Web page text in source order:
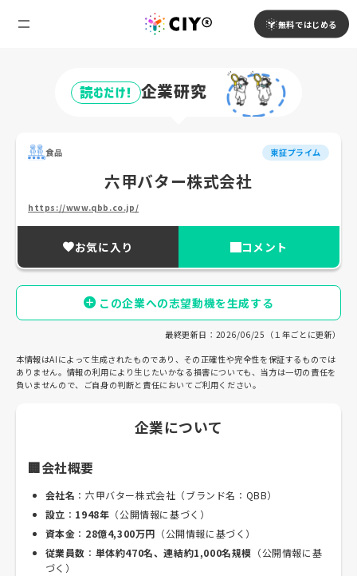
無料ではじめる
読むだけ! 企業研究
食品 東証プライム
六甲バター株式会社
https://www.qbb.co.jp/
お気に入り コメント
この企業への志望動機を生成する
最終更新日：2026/06/25（１年ごとに更新）
本情報はAIによって生成されたものであり、その正確性や完全性を保証するものでは
ありません。情報の利用により生じたいかなる損害についても、当方は一切の責任を
負いませんので、ご自身の判断と責任においてご利用ください。
企業について
🏢会社概要
会社名 ：六甲バター株式会社（ブランド名：QBB）
設立 ： 1948年 （公開情報に基づく）
資本金 ： 28億4,300万円 （公開情報に基づく）
従業員数 ： 単体約470名、連結約1,000名規模 （公開情報に基
づく）